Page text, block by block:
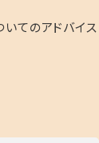
のアドバイス